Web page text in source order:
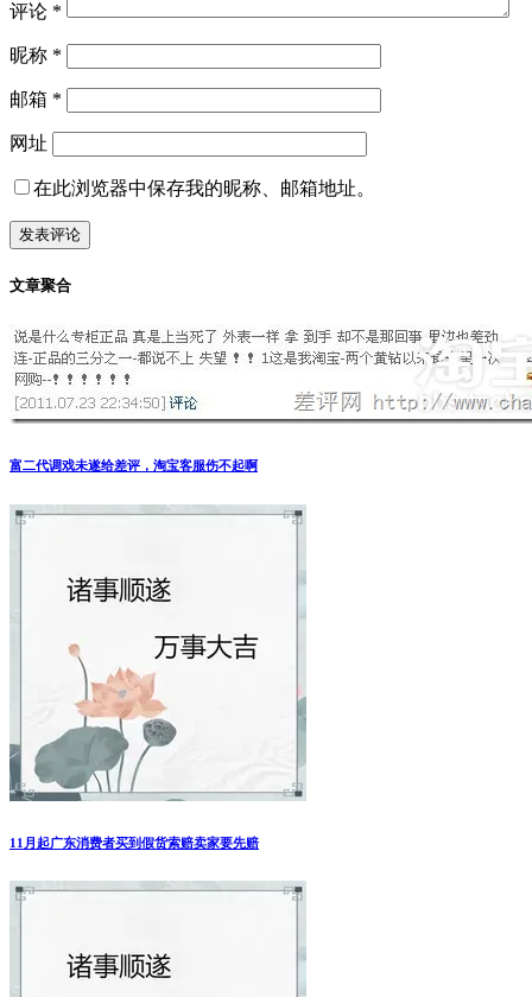
评论 *
昵称 *
邮箱 *
网址
在此浏览器中保存我的昵称、邮箱地址。
文章聚合
富二代调戏未遂给差评，淘宝客服伤不起啊
11月起广东消费者买到假货索赔卖家要先赔